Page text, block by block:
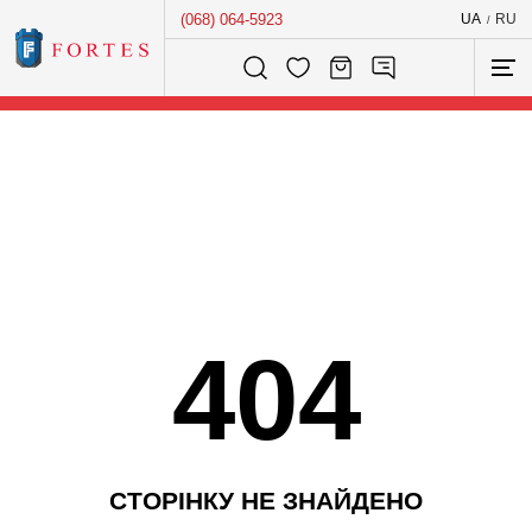
(068) 064-5923 UA / RU
Розумний пошук...
404
СТОРІНКУ НЕ ЗНАЙДЕНО